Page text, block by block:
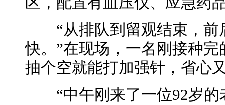
“从排队到留观结束，前
快。”在现场，一名刚接种
抽个空就能打加强针，省心
“中午刚来了一位92岁的